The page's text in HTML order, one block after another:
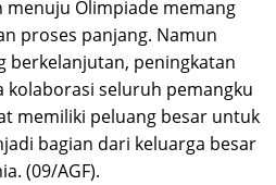
Olimpiade memang
proses panjang. Namun
berkelanjutan, peningkatan
kolaborasi seluruh pemangku
memiliki peluang besar untuk
bagian dari keluarga besar
(09/AGF).